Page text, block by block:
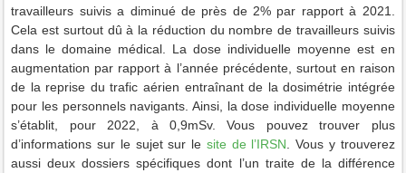
travailleurs suivis a diminué de près de 2% par rapport à 2021.
Cela est surtout dû à la réduction du nombre de travailleurs suivis
dans le domaine médical. La dose individuelle moyenne est en
augmentation par rapport à l’année précédente, surtout en raison
de la reprise du trafic aérien entraînant de la dosimétrie intégrée
pour les personnels navigants. Ainsi, la dose individuelle moyenne
s’établit, pour 2022, à 0,9mSv. Vous pouvez trouver plus
d’informations sur le sujet sur le site de l’IRSN . Vous y trouverez
aussi deux dossiers spécifiques dont l’un traite de la différence